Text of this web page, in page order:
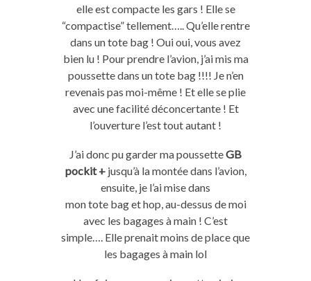
elleestcompacteles gars ! Elle se
“compactise” tellement…..Qu’elle rentre
dans untote bag ! Ouioui, vous avez
bien lu ! Pour prendre l’avion, j’ai mis ma
poussette dans untote bag!!!! Je n’en
revenais pas moi-même ! Et elle se plie
avec une facilité déconcertante ! Et
l’ouverture l’est tout autant !
J’ai donc pu garder ma poussetteGB
pockit +jusqu’à la montée dans l’avion,
ensuite, je l’ai mise dans
montote bagethop, au-dessus de moi
avec les bagages à main ! C’est
simple…. Elle prenait moins de place que
les bagages à main lol